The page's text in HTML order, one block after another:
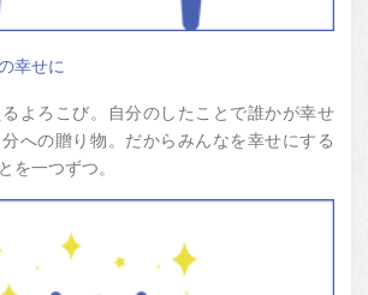
幸せに
よろこび。自分のしたことで誰かが幸せ
への贈り物。だからみんなを幸せにする
を一つずつ。